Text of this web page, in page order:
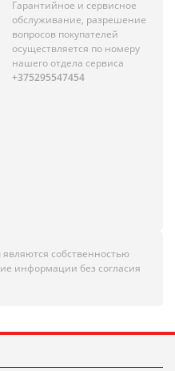
Гарантийное и сервисное
обслуживание, разрешение
вопросов покупателей
осуществляется по номеру
нашего отдела сервиса
+375295547454
собственностью
информации без согласия